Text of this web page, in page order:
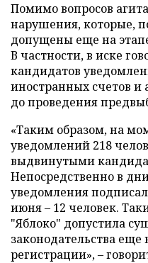
Помимо вопросов
нарушения, которые,
допущены еще на
В частности, в иске
кандидатов
иностранных счетов
до проведения
«Таким образом, на
уведомлений 218
выдвинутыми
Непосредственно в
уведомления
июня – 12 человек.
"Яблоко" допустила
законодательства
регистрации», –